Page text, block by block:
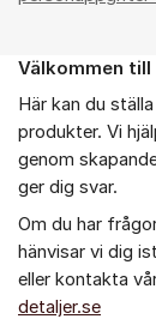
Om forumet
Välkommen till
Här kan du
produkter. Vi
genom
ger dig svar.
Om du har
hänvisar vi dig
eller kontakta
detaljer.se